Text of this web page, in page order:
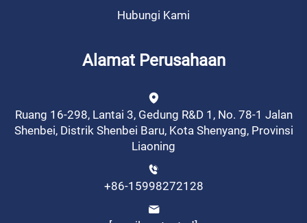
Hubungi Kami
Alamat Perusahaan
Ruang 16-298, Lantai 3, Gedung R&D 1, No. 78-1 Jalan
Shenbei, Distrik Shenbei Baru, Kota Shenyang, Provinsi
Liaoning
+86-15998272128